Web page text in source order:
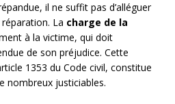
il ne suffit pas d’alléguer
La charge de la
à la victime, qui doit
de son préjudice. Cette
1353 du Code civil, constitue
nombreux justiciables.